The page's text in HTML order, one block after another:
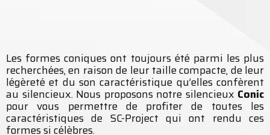
Les formes coniques ont toujours été parmi les plus
recherchées, en raison de leur taille compacte, de leur
légèreté et du son caractéristique qu’elles confèrent
au silencieux. Nous proposons notre silencieux Conic
pour vous permettre de profiter de toutes les
caractéristiques de SC-Project qui ont rendu ces
formes si célèbres.